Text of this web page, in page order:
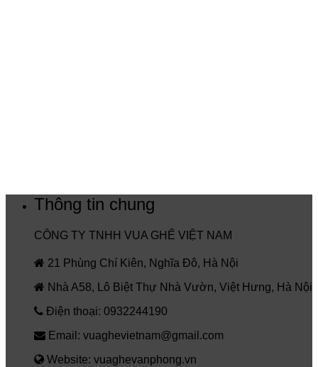
Thông tin chung
CÔNG TY TNHH VUA GHẾ VIỆT NAM
21 Phùng Chí Kiên, Nghĩa Đô, Hà Nội
Nhà A58, Lô Biệt Thự Nhà Vườn, Việt Hưng, Hà Nội
Điện thoại: 0932244190
Email: vuaghevietnam@gmail.com
Website: vuaghevanphong.vn